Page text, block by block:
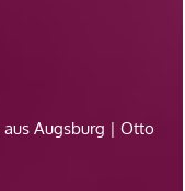
aus Augsburg | Otto